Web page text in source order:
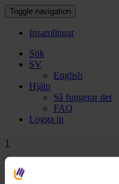
Toggle navigation
Insamlingar
Sök
SV
English
Hjälp
Så fungerar det
FAQ
Logga in
1
Skapa minnesinsamling